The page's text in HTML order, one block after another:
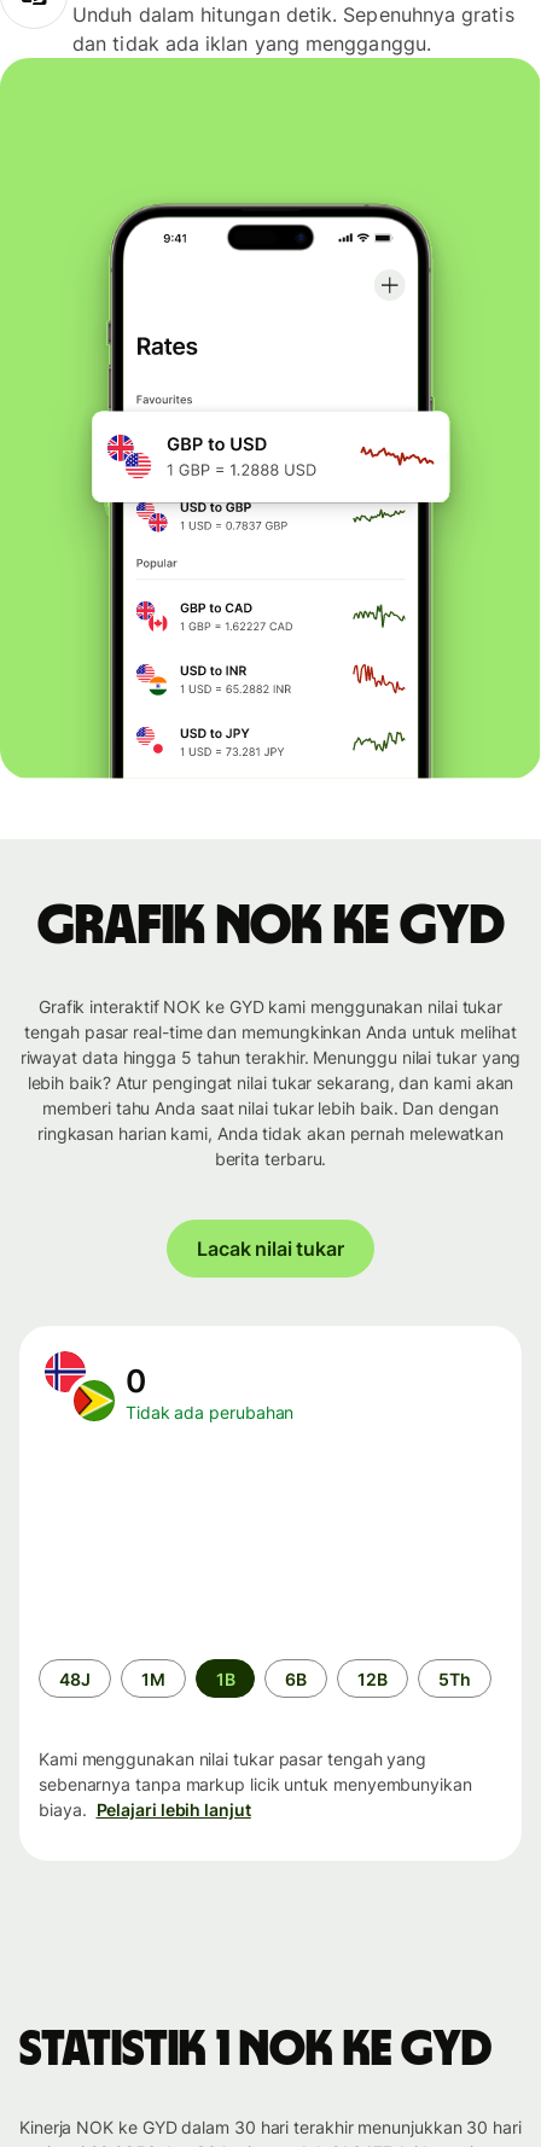
Unduh dalam hitungan detik. Sepenuhnya gratis
dan tidak ada iklan yang mengganggu.
Grafik NOK ke GYD
Grafik interaktif NOK ke GYD kami menggunakan nilai tukar
tengah pasar real-time dan memungkinkan Anda untuk melihat
riwayat data hingga 5 tahun terakhir. Menunggu nilai tukar yang
lebih baik? Atur pengingat nilai tukar sekarang, dan kami akan
memberi tahu Anda saat nilai tukar lebih baik. Dan dengan
ringkasan harian kami, Anda tidak akan pernah melewatkan
berita terbaru.
Lacak nilai tukar
0
Tidak ada perubahan
Periode
waktu
48J 1M 1B 6B 12B 5Th
Kami menggunakan nilai tukar pasar tengah yang
sebenarnya tanpa markup licik untuk menyembunyikan
biaya. Pelajari lebih lanjut
Statistik 1 NOK ke GYD
Kinerja NOK ke GYD dalam 30 hari terakhir menunjukkan 30 hari